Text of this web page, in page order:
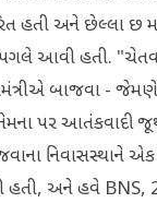
હતી અને છેલ્લા છ
પગલે આવી હતી.
બાજવા - જેમણે
પર આતંકવાદી
નિવાસસ્થાને એક
હતી, અને હવે BNS,